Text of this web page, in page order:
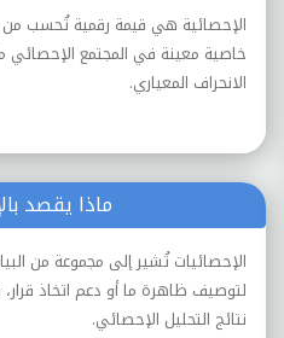
الإحصائية هي قيمة رقمية تُحسب من
خاصية معينة في المجتمع الإحصائي
الانحراف المعياري.
ماذا يقصد
الإحصائيات تُشير إلى مجموعة من
لتوصيف ظاهرة ما أو دعم اتخاذ
نتائج التحليل الإحصائي.